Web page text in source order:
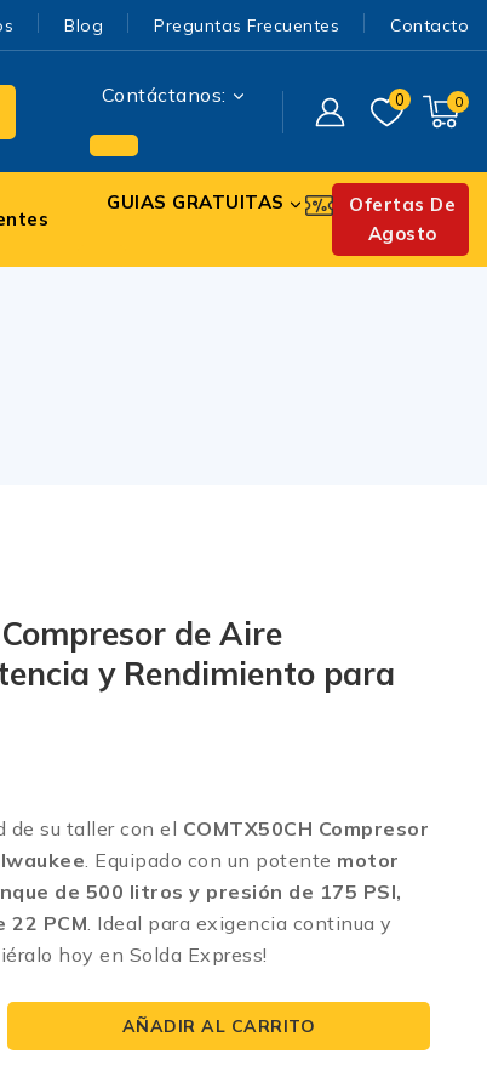
Blog Preguntas Frecuentes Contacto
Contáctanos: 0 0
GUIAS GRATUITAS
Ofertas De
Agosto
de Aire
y Rendimiento para
de su taller con el COMTX50CH Compresor
. Equipado con un potente motor
de 500 litros y presión de 175 PSI,
PCM . Ideal para exigencia continua y
hoy en Solda Express!
AÑADIR AL CARRITO